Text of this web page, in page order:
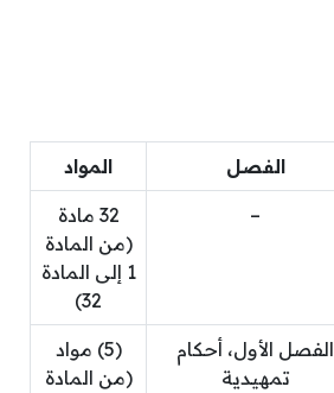
الفصل المواد
–
32 مادة
(من المادة
1 إلى المادة
32)
الفصل الأول، أحكام
تمهيدية
(5) مواد
(من المادة